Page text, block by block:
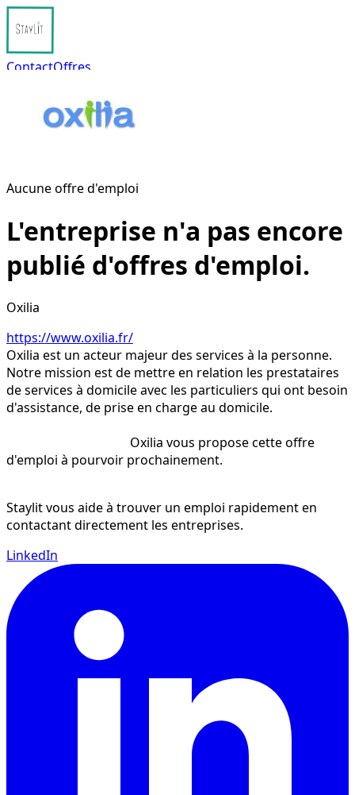
ContactOffres
Aucune offre d'emploi
L'entreprise n'a pas encore
publié d'offres d'emploi.
Oxilia
https://www.oxilia.fr/
Oxilia est un acteur majeur des services à la personne.
Notre mission est de mettre en relation les prestataires
de services à domicile avec les particuliers qui ont besoin
d'assistance, de prise en charge au domicile.
d'emploi à pourvoir prochainement.
Staylit vous aide à trouver un emploi rapidement en
contactant directement les entreprises.
LinkedIn